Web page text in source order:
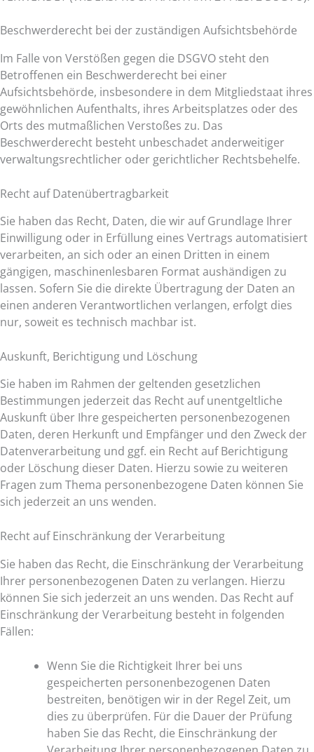
Beschwerde­recht bei der zuständigen Aufsichts­behörde
Im Falle von Verstößen gegen die DSGVO steht den
Betroffenen ein Beschwerderecht bei einer
Aufsichtsbehörde, insbesondere in dem Mitgliedstaat ihres
gewöhnlichen Aufenthalts, ihres Arbeitsplatzes oder des
Orts des mutmaßlichen Verstoßes zu. Das
Beschwerderecht besteht unbeschadet anderweitiger
verwaltungsrechtlicher oder gerichtlicher Rechtsbehelfe.
Recht auf Daten­übertrag­barkeit
Sie haben das Recht, Daten, die wir auf Grundlage Ihrer
Einwilligung oder in Erfüllung eines Vertrags automatisiert
verarbeiten, an sich oder an einen Dritten in einem
gängigen, maschinenlesbaren Format aushändigen zu
lassen. Sofern Sie die direkte Übertragung der Daten an
einen anderen Verantwortlichen verlangen, erfolgt dies
nur, soweit es technisch machbar ist.
Auskunft, Berichtigung und Löschung
Sie haben im Rahmen der geltenden gesetzlichen
Bestimmungen jederzeit das Recht auf unentgeltliche
Auskunft über Ihre gespeicherten personenbezogenen
Daten, deren Herkunft und Empfänger und den Zweck der
Datenverarbeitung und ggf. ein Recht auf Berichtigung
oder Löschung dieser Daten. Hierzu sowie zu weiteren
Fragen zum Thema personenbezogene Daten können Sie
sich jederzeit an uns wenden.
Recht auf Einschränkung der Verarbeitung
Sie haben das Recht, die Einschränkung der Verarbeitung
Ihrer personenbezogenen Daten zu verlangen. Hierzu
können Sie sich jederzeit an uns wenden. Das Recht auf
Einschränkung der Verarbeitung besteht in folgenden
Fällen:
Wenn Sie die Richtigkeit Ihrer bei uns
gespeicherten personenbezogenen Daten
bestreiten, benötigen wir in der Regel Zeit, um
dies zu überprüfen. Für die Dauer der Prüfung
haben Sie das Recht, die Einschränkung der